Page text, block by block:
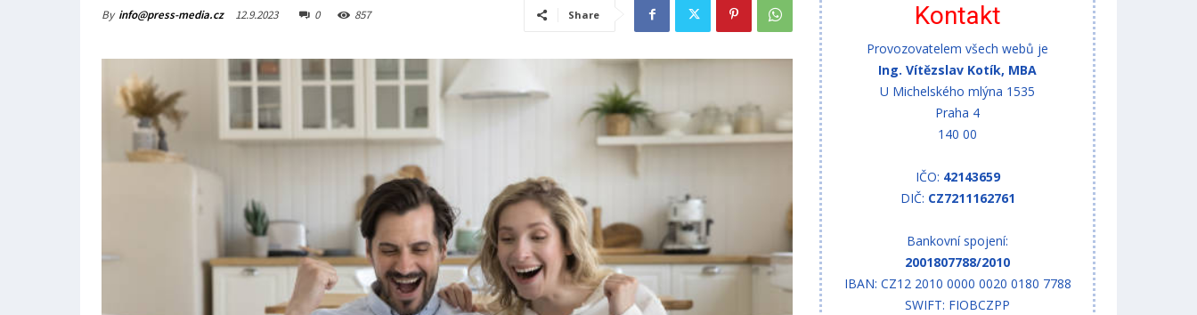
By info@press-media.cz 12.9.2023 0 857 Share Kontakt
Provozovatelem všech webů je
Ing. Vítězslav Kotík, MBA
U Michelského mlýna 1535
Praha 4
140 00
IČO: 42143659
DIČ: CZ7211162761
Bankovní spojení:
2001807788/2010
IBAN: CZ12 2010 0000 0020 0180 7788
SWIFT: FIOBCZPP